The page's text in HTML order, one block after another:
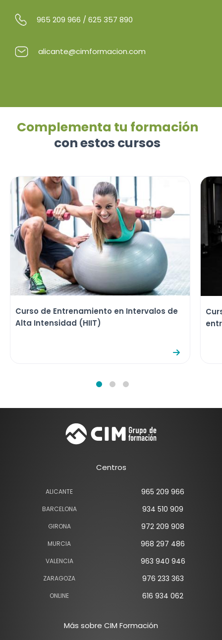
965 209 966 / 625 357 890
alicante@cimformacion.com
Complementa tu formación
con estos cursos
Curso de Entrenamiento en Intervalos de
Alta Intensidad (HIIT)
Más sobre CIM Formación
Centros
ALICANTE 965 209 966
BARCELONA 934 510 909
GIRONA 972 209 908
MURCIA 968 297 486
VALENCIA 963 940 946
ZARAGOZA 976 233 363
ONLINE 616 934 062